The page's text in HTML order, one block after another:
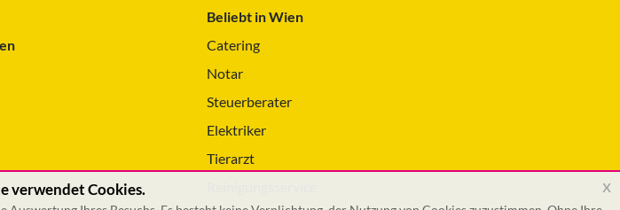
Beliebt in Wien
Catering
Notar
Steuerberater
Elektriker
Tierarzt
verwendet Cookies. x